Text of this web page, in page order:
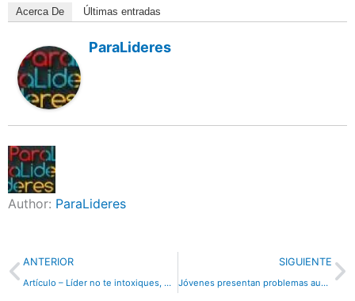
Acerca De Últimas entradas
ParaLideres
Author: ParaLideres
Previo
ANTERIOR
Artículo – Líder no te intoxiques, Consejo #4
SIGUIENTE
Jóvenes presentan problemas auditivos por uso de audifonos